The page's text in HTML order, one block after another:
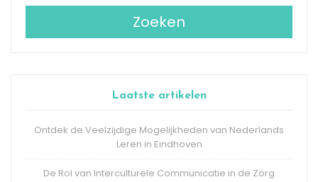
Zoeken
Laatste artikelen
Ontdek de Veelzijdige Mogelijkheden van Nederlands
Leren in Eindhoven
De Rol van Interculturele Communicatie in de Zorg